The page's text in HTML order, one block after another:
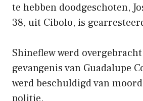
te hebben doodgeschoten,
38, uit Cibolo, is
Shineflew werd
gevangenis van Guadalupe
werd beschuldigd van